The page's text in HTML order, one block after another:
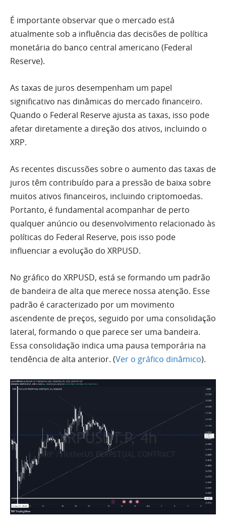
É importante observar que o mercado está
atualmente sob a influência das decisões de política
monetária do banco central americano (Federal
Reserve).
As taxas de juros desempenham um papel
significativo nas dinâmicas do mercado financeiro.
Quando o Federal Reserve ajusta as taxas, isso pode
afetar diretamente a direção dos ativos, incluindo o
XRP.
As recentes discussões sobre o aumento das taxas de
juros têm contribuído para a pressão de baixa sobre
muitos ativos financeiros, incluindo criptomoedas.
Portanto, é fundamental acompanhar de perto
qualquer anúncio ou desenvolvimento relacionado às
políticas do Federal Reserve, pois isso pode
influenciar a evolução do XRPUSD.
No gráfico do XRPUSD, está se formando um padrão
de bandeira de alta que merece nossa atenção. Esse
padrão é caracterizado por um movimento
ascendente de preços, seguido por uma consolidação
lateral, formando o que parece ser uma bandeira.
Essa consolidação indica uma pausa temporária na
tendência de alta anterior. (Ver o gráfico dinâmico).